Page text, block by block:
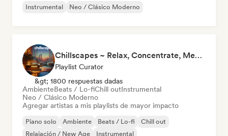
Instrumental
Neo / Clásico Moderno
Chillscapes ~ Relax, Concentrate, Meditate, Sleep, Dream
Playlist Curator
&gt; 1800 respuestas dadas
AmbienteBeats / Lo-fiChill outInstrumental
Neo / Clásico Moderno
Agregar artistas a mis playlists de mayor impacto
Piano solo Ambiente Beats / Lo-fi
Chill out
Relajación / New Age
Instrumental